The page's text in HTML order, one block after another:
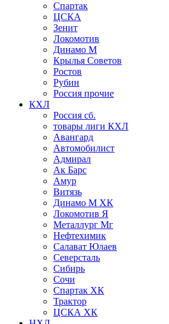
Спартак
ЦСКА
Зенит
Локомотив
Динамо М
Крылья Советов
Ростов
Рубин
Россия прочие
КХЛ
Россия сб.
товары лиги КХЛ
Авангард
Автомобилист
Адмирал
Ак Барс
Амур
Витязь
Динамо М ХК
Локомотив Я
Металлург Мг
Нефтехимик
Салават Юлаев
Северсталь
Сибирь
Сочи
Спартак ХК
Трактор
ЦСКА ХК